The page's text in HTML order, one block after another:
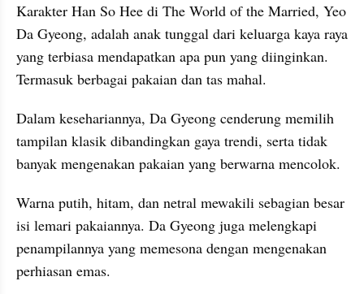
Karakter Han So Hee di The World of the Married, Yeo
Da Gyeong, adalah anak tunggal dari keluarga kaya raya
yang terbiasa mendapatkan apa pun yang diinginkan.
Termasuk berbagai pakaian dan tas mahal.
Dalam kesehariannya, Da Gyeong cenderung memilih
tampilan klasik dibandingkan gaya trendi, serta tidak
banyak mengenakan pakaian yang berwarna mencolok.
Warna putih, hitam, dan netral mewakili sebagian besar
isi lemari pakaiannya. Da Gyeong juga melengkapi
penampilannya yang memesona dengan mengenakan
perhiasan emas.